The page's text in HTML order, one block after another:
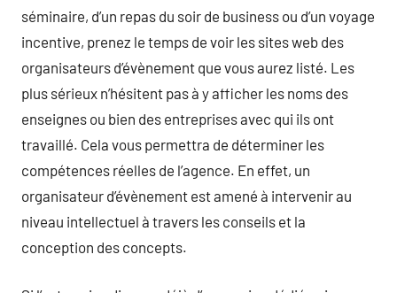
séminaire, d’un repas du soir de business ou d’un voyage
incentive, prenez le temps de voir les sites web des
organisateurs d’évènement que vous aurez listé. Les
plus sérieux n’hésitent pas à y afficher les noms des
enseignes ou bien des entreprises avec qui ils ont
travaillé. Cela vous permettra de déterminer les
compétences réelles de l’agence. En effet, un
organisateur d’évènement est amené à intervenir au
niveau intellectuel à travers les conseils et la
conception des concepts.